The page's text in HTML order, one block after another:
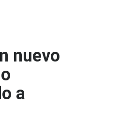
nuevo
a